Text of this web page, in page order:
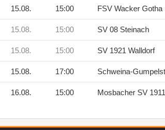
15.08. 15:00 FSV Wacker Gotha
15.08. 15:00 SV 08 Steinach
15.08. 15:00 SV 1921 Walldorf
15.08. 17:00 Schweina-
16.08. 15:00 Mosbacher SV 1911